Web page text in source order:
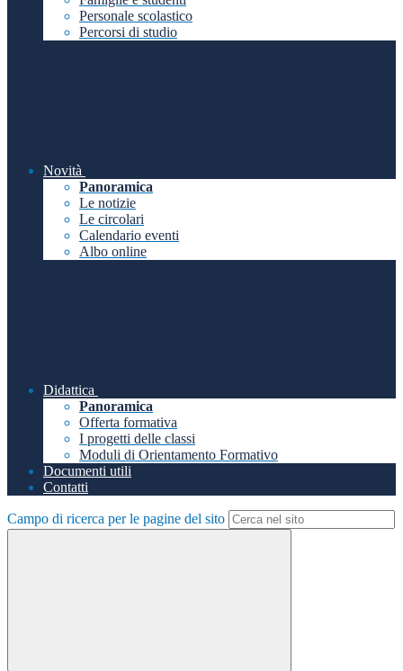
Personale scolastico
Percorsi di studio
Novità
Panoramica
Le notizie
Le circolari
Calendario eventi
Albo online
Didattica
Panoramica
Offerta formativa
I progetti delle classi
Moduli di Orientamento Formativo
Documenti utili
Contatti
Campo di ricerca per le pagine del sito